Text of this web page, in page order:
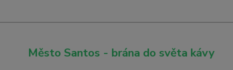
Město Santos - brána do světa kávy